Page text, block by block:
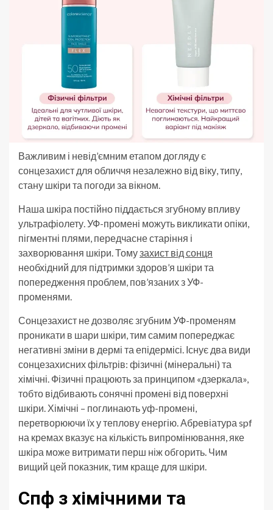
Важливим і невід’ємним етапом догляду є
сонцезахист для обличчя незалежно від віку, типу,
стану шкіри та погоди за вікном.
Наша шкіра постійно піддається згубному впливу
ультрафіолету. УФ-промені можуть викликати опіки,
пігментні плями, передчасне старіння і
захворювання шкіри. Томузахист від сонця
необхідний для підтримки здоров’я шкіри та
попередження проблем, пов’язаних з УФ-
променями.
Сонцезахист не дозволяє згубним УФ-променям
проникати в шари шкіри, тим самим попереджає
негативні зміни в дермі та епідермісі. Існує два види
сонцезахисних фільтрів: фізичні (мінеральні) та
хімічні. Фізичні працюють за принципом «дзеркала»,
тобто відбивають сонячні промені від поверхні
шкіри. Хімічні – поглинають уф-промені,
перетворюючи їх у теплову енергію. Абревіатура spf
на кремах вказує на кількість випромінювання, яке
шкіра може витримати перш ніж обгорить. Чим
вищий цей показник, тим краще для шкіри.
Спф з хімічними та